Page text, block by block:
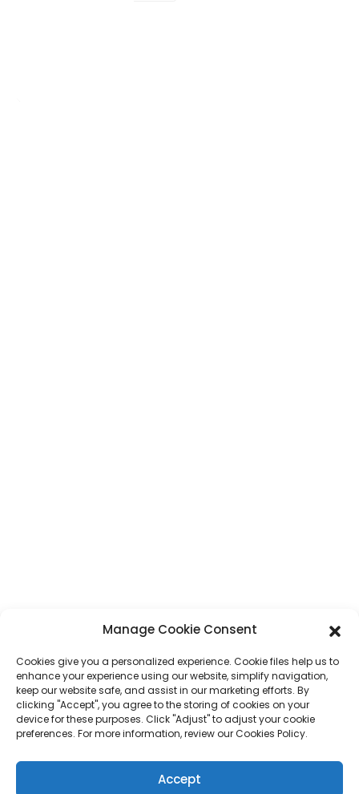
Rreth Nesh
Mjediset e Korporatave
Pyetje të shpeshta
Na Kontaktoni
PRODUKTE
Shtypi i librave
Planifikues
Shtypi i librave për fëmijë
Kutia e Dhuratave
Shtypi i Revistave
Qese dhuratash
Lojëra me enigma
Ngjitëse
Manage Cookie Consent
Cookies give you a personalized experience. Cookie files help us to
enhance your experience using our website, simplify navigation,
keep our website safe, and assist in our marketing efforts. By
clicking "Accept", you agree to the storing of cookies on your
device for these purposes. Click "Adjust" to adjust your cookie
preferences. For more information, review our Cookies Policy.
Accept